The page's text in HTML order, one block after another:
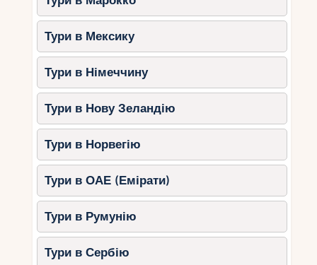
Тури в Мексику
Тури в Німеччину
Тури в Нову Зеландію
Тури в Норвегію
Тури в ОАЕ (Емірати)
Тури в Румунію
Тури в Сербію